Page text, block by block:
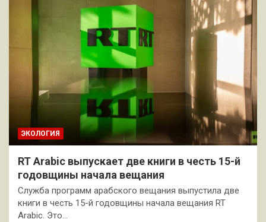
ЭКОЛОГИЯ
RT Arabic выпускает две книги в честь 15-й
годовщины начала вещания
Служба программ арабского вещания выпустила две
книги в честь 15-й годовщины начала вещания RT
Arabic. Это…